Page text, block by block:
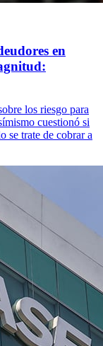
en
los riesgo para
cuestionó si
se trate de cobrar a